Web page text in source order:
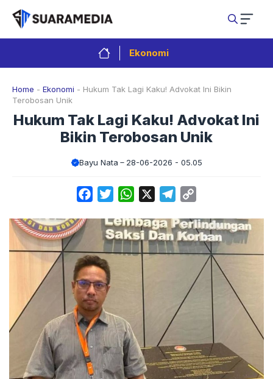
Langsung
isi
Ekonomi
Home - Ekonomi - Hukum Tak Lagi Kaku! Advokat Ini Bikin
Terobosan Unik
Hukum Tak Lagi Kaku! Advokat Ini
Bikin Terobosan Unik
Bayu Nata 28-06-2026 - 05.05
FacebookTwitterWhatsApp Telegram